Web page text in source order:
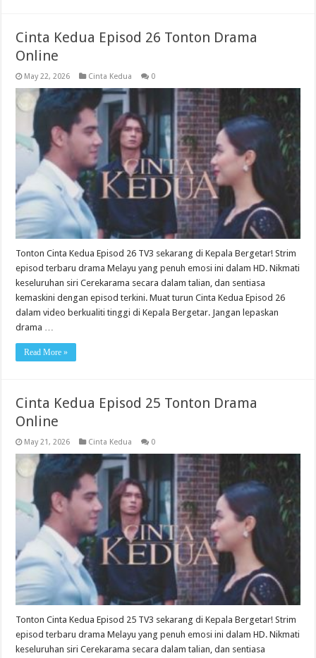
Cinta Kedua Episod 26 Tonton Drama
Online
May 22, 2026 Cinta Kedua 0
Tonton Cinta Kedua Episod 26 TV3 sekarang di Kepala Bergetar! Strim
episod terbaru drama Melayu yang penuh emosi ini dalam HD. Nikmati
keseluruhan siri Cerekarama secara dalam talian, dan sentiasa
kemaskini dengan episod terkini. Muat turun Cinta Kedua Episod 26
dalam video berkualiti tinggi di Kepala Bergetar. Jangan lepaskan
drama …
Read More »
Cinta Kedua Episod 25 Tonton Drama
Online
May 21, 2026 Cinta Kedua 0
Tonton Cinta Kedua Episod 25 TV3 sekarang di Kepala Bergetar! Strim
episod terbaru drama Melayu yang penuh emosi ini dalam HD. Nikmati
keseluruhan siri Cerekarama secara dalam talian, dan sentiasa